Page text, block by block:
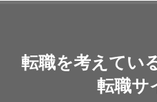
転職を考えてい
転職サ